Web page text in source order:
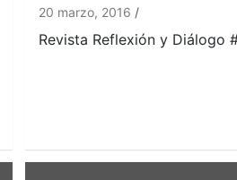
20 marzo, 2016
Revista Reflexión y Diálogo